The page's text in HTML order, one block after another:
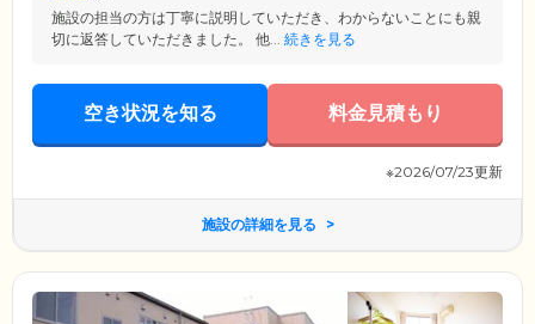
施設の担当の方は丁寧に説明していただき、わからないことにも親
切に返答していただきました。 他... 続きを見る
空き状況を知る 料金見積もり
※2026/07/23更新
施設の詳細を見る